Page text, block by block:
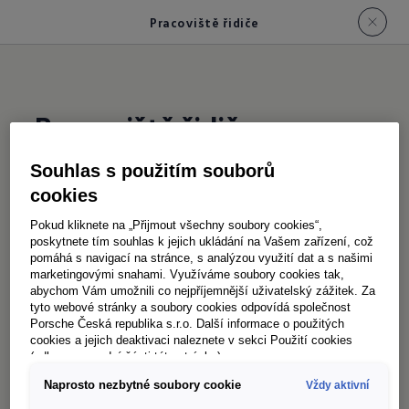
Pracoviště řidiče
Pracoviště řidiče
Nejen vaši cestující by se měli cítit pohodlně –
ale i vy. Proto je pracoviště řidiče v novém
Caravelle navrženo tak, aby vám usnadnilo
každodenní práci a zpříjemnilo každou jízdu. Ať
už jde o krátké přesuny mezi schůzkami ve městě
nebo delší cesty napříč krajinou – ergonomická
sedadla řidiče poskytují skvělou oporu a
Souhlas s použitím souborů
cookies
Pokud kliknete na „Přijmout všechny soubory cookies“,
poskytnete tím souhlas k jejich ukládání na Vašem zařízení, což
pomáhá s navigací na stránce, s analýzou využití dat a s našimi
marketingovými snahami. Využíváme soubory cookies tak,
abychom Vám umožnili co nejpříjemnější uživatelský zážitek. Za
tyto webové stránky a soubory cookies odpovídá společnost
Porsche Česká republika s.r.o. Další informace o použitých
cookies a jejich deaktivaci naleznete v sekci Použití cookies
(odkaz ve spodní části této stránky).
Naprosto nezbytné soubory cookie Vždy aktivní